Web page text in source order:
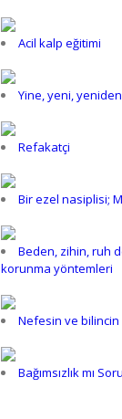
Acil kalp eğitimi
Yine, yeni, yeniden
Refakatçi
Bir ezel nasiplisi;
Beden, zihin, ruh
korunma yöntemleri
Nefesin ve
Bağımsızlık mı